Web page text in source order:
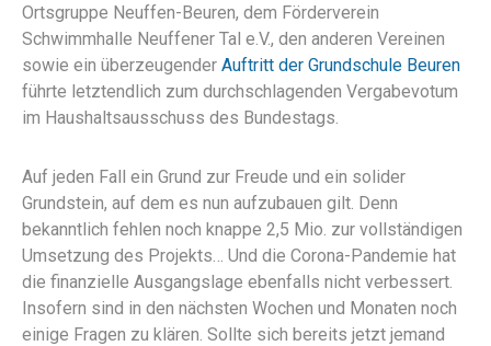
Ortsgruppe Neuffen-Beuren, dem Förderverein
Schwimmhalle Neuffener Tal e.V., den anderen Vereinen
sowie ein überzeugender Auftritt der Grundschule Beuren
führte letztendlich zum durchschlagenden Vergabevotum
im Haushaltsausschuss des Bundestags.
Auf jeden Fall ein Grund zur Freude und ein solider
Grundstein, auf dem es nun aufzubauen gilt. Denn
bekanntlich fehlen noch knappe 2,5 Mio. zur vollständigen
Umsetzung des Projekts… Und die Corona-Pandemie hat
die finanzielle Ausgangslage ebenfalls nicht verbessert.
Insofern sind in den nächsten Wochen und Monaten noch
einige Fragen zu klären. Sollte sich bereits jetzt jemand